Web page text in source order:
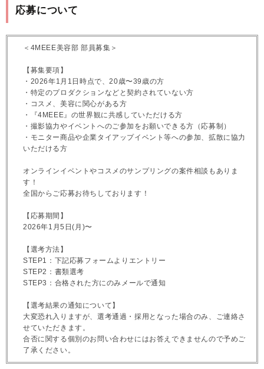
応募について
＜4MEEE美容部 部員募集＞
【募集要項】
・2026年1月1日時点で、20歳〜39歳の方
・特定のプロダクションなどと契約されていない方
・コスメ、美容に関心がある方
・『4MEEE』の世界観に共感していただける方
・撮影協力やイベントへのご参加をお願いできる方（応募制）
・モニター商品や企業タイアップイベント等への参加、拡散に協力
いただける方
オンラインイベントやコスメのサンプリングの案件相談もありま
す！
全国からご応募お待ちしております！
【応募期間】
2026年1月5日(月)〜
【選考方法】
STEP1：下記応募フォームよりエントリー
STEP2：書類選考
STEP3：合格された方にのみメールで通知
【選考結果の通知について】
大変恐れ入りますが、選考通過・採用となった場合のみ、ご連絡さ
せていただきます。
合否に関する個別のお問い合わせにはお答えできませんので予めご
了承ください。